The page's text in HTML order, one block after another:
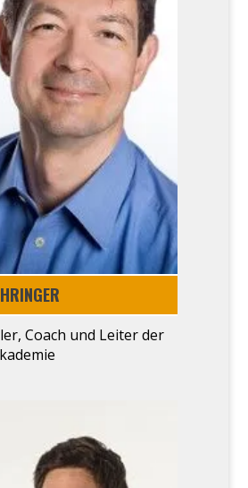
Coach und Lei­ter der